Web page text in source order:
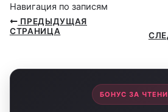
Навигация по записям
ПРЕДЫДУЩАЯ
СТРАНИЦА
БОНУС ЗА